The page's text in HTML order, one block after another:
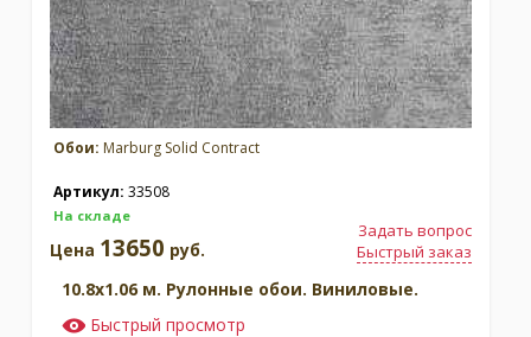
Обои: Marburg Solid Contract
Артикул: 33508
На складе
Задать вопрос
Быстрый заказ
Цена 13650 руб.
10.8x1.06 м. Рулонные обои. Виниловые.
Быстрый просмотр